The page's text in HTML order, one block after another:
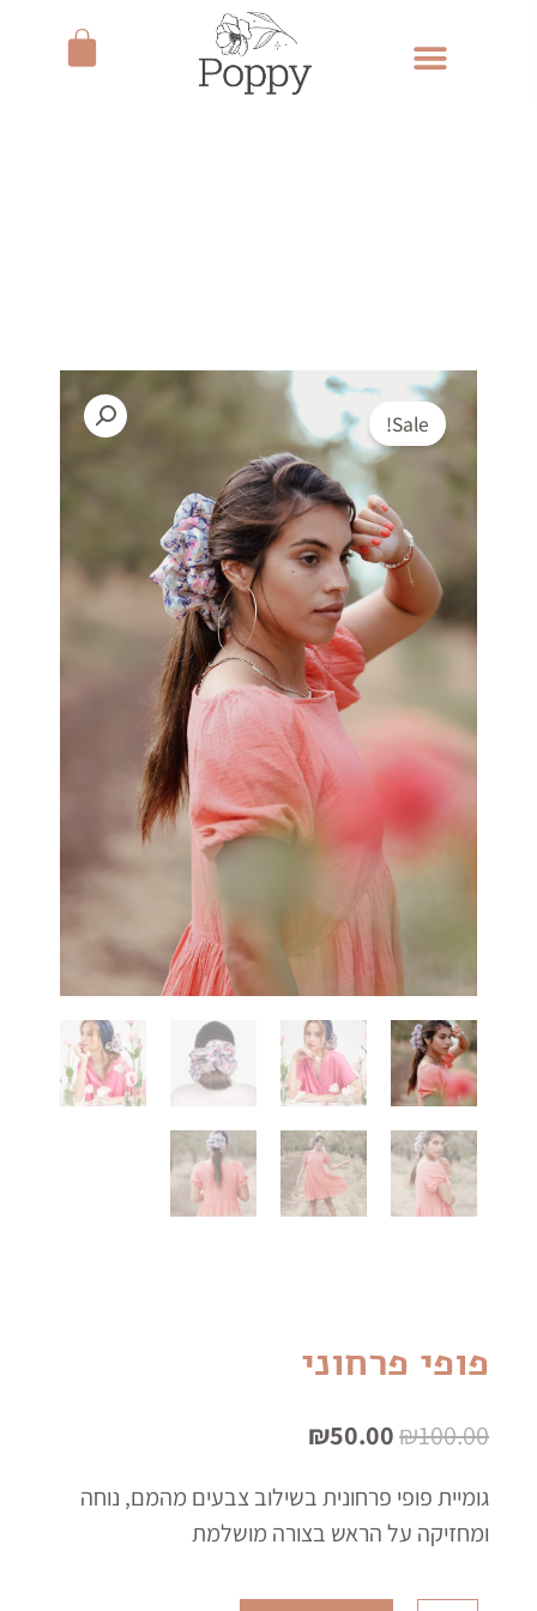
עגלת
Sale!
פופי פרחוני
₪100.00
המקורי
₪100.00.
₪50.00
הנוכחי
₪50.00.
גומיית פופי פרחונית בשילוב צבעים מהמם, נוחה
ומחזיקה על הראש בצורה מושלמת
כמות